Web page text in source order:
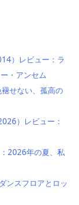
）レビュー：ラ
・アンセム
せない、孤高の
）レビュー：
2026年の夏、私
ンスフロアとロッ